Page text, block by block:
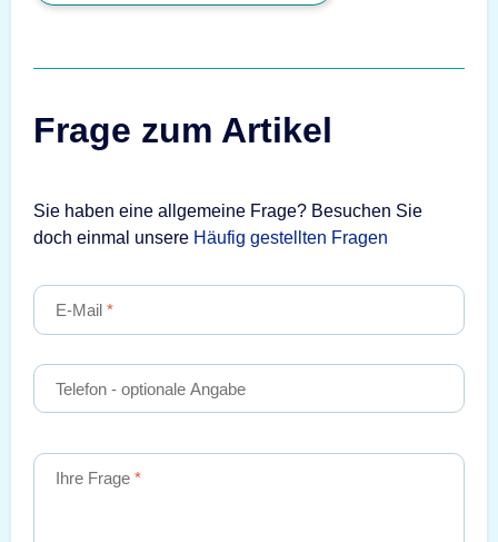
Frage zum Artikel
Sie haben eine allgemeine Frage? Besuchen Sie
doch einmal unsere Häufig gestellten Fragen
E-Mail
Telefon - optionale Angabe
Ihre Frage